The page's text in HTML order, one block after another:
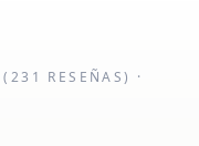
RESEÑAS) ·